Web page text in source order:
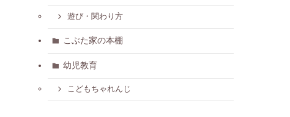
遊び・関わり方
こぶた家の本棚
幼児教育
こどもちゃれんじ